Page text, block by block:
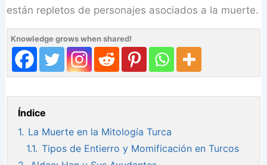
están repletos de personajes asociados a la muerte.
Knowledge grows when shared!
Índice
1. La Muerte en la Mitología Turca
1.1. Tipos de Entierro y Momificación en Turcos